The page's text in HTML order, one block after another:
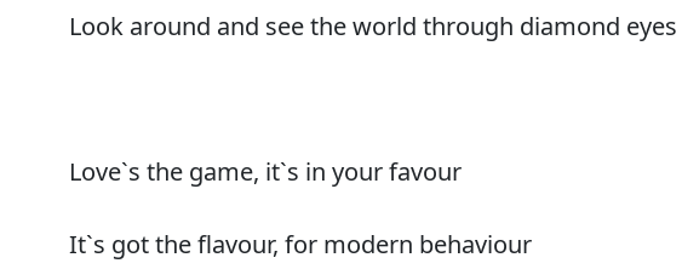
Look around and see the world through diamond eyes
Love`s the game, it`s in your favour
It`s got the flavour, for modern behaviour